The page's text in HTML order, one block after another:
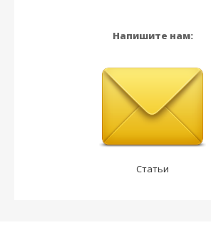
Напишите нам:
Статьи